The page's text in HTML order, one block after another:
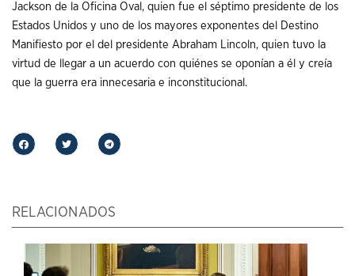
Jackson de la Oficina Oval, quien fue el séptimo presidente de los
Estados Unidos y uno de los mayores exponentes del Destino
Manifiesto por el del presidente Abraham Lincoln, quien tuvo la
virtud de llegar a un acuerdo con quiénes se oponían a él y creía
que la guerra era innecesaria e inconstitucional.
RELACIONADOS